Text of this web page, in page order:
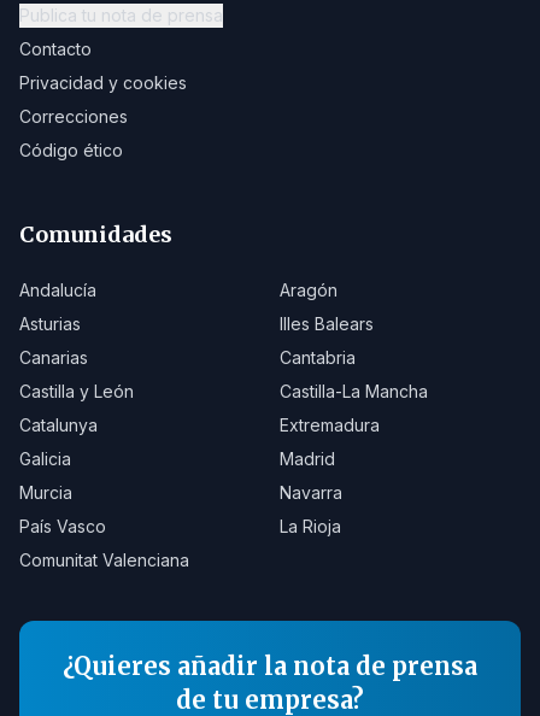
Publica tu nota de prensa
Contacto
Privacidad y cookies
Correcciones
Código ético
Comunidades
Andalucía
Aragón
Asturias
Illes Balears
Canarias
Cantabria
Castilla y León
Castilla-La Mancha
Catalunya
Extremadura
Galicia
Madrid
Murcia
Navarra
País Vasco
La Rioja
Comunitat Valenciana
¿Quieres añadir la nota de prensa
de tu empresa?